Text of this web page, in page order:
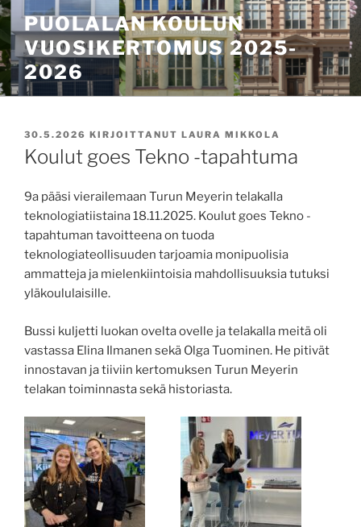
Siirry
sisältöönPUOLALAN KOULUN
VUOSIKERTOMUS 2025-
2026
JULKAISTU
30.5.2026 KIRJOITTANUT LAURA MIKKOLA
Koulut goes Tekno -tapahtuma
9a pääsi vierailemaan Turun Meyerin telakalla
teknologiatiistaina 18.11.2025. Koulut goes Tekno -
tapahtuman tavoitteena on tuoda
teknologiateollisuuden tarjoamia monipuolisia
ammatteja ja mielenkiintoisia mahdollisuuksia tutuksi
yläkoululaisille.
Bussi kuljetti luokan ovelta ovelle ja telakalla meitä oli
vastassa Elina Ilmanen sekä Olga Tuominen. He pitivät
innostavan ja tiiviin kertomuksen Turun Meyerin
telakan toiminnasta sekä historiasta.